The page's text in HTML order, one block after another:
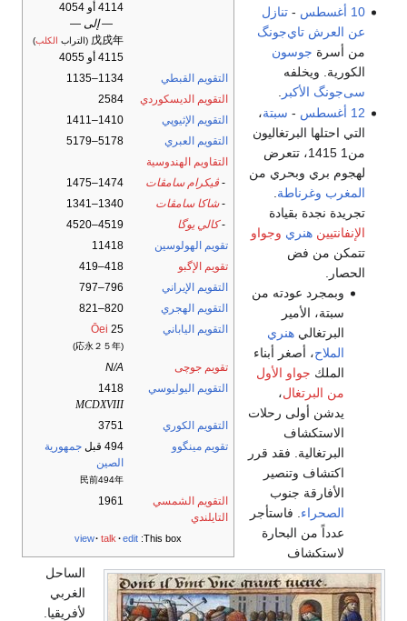
4114 أو 4054
— إلى —
戊戌年 (التراب الكلب)
4115 أو 4055
التقويم القبطي
1134–1135
التقويم الديسكوردي
2584
التقويم الإثيوپي
1410–1411
التقويم العبري
5178–5179
التقاويم الهندوسية
- ڤيكرام سامڤات
1474–1475
-شاكا سامڤات
1340–1341
-كالي يوگا
4519–4520
تقويم الهولوسين
11418
تقويم الإگبو
418–419
التقويم الإيراني
796–797
التقويم الهجري
820–821
التقويم الياباني
Ōei 25
(応永２５年)
تقويم جوچى
N/A
التقويم اليوليوسي
1418
MCDXVIII
التقويم الكوري
3751
تقويم مينگوو
494 قبل
جمهورية
الصين
民前494年
التقويم الشمسي
التايلندي
1961
This box:
view talk edit
10 أغسطس -تنازل
عن العرش تاي‌جونگ
من أسرة جوسون
الكورية. ويخلفه
سى‌جونگ الأكبر
12 أغسطس
- سبتة،
التي احتلها البرتغاليون
من1 1415، تتعرض
لهجوم بري وبحري من
المغرب وغرناطة
تجريدة نجدة بقيادة
الإنفانتيين هنري وجواو
تتمكن من فض
الحصار.
وبمجرد عودته من
سبتة، الأمير
البرتغالي هنري
الملاح، أصغر أبناء
الملك جواو الأول
من البرتغال،
يدشن أولى رحلات
الاستكشاف
البرتغالية. فقد قرر
اكتشاف وتنصير
الأفارقة جنوب
الصحراء . فاستأجر
عدداً من البحارة
لاستكشاف
الساحل
الغربي
لأفريقيا.